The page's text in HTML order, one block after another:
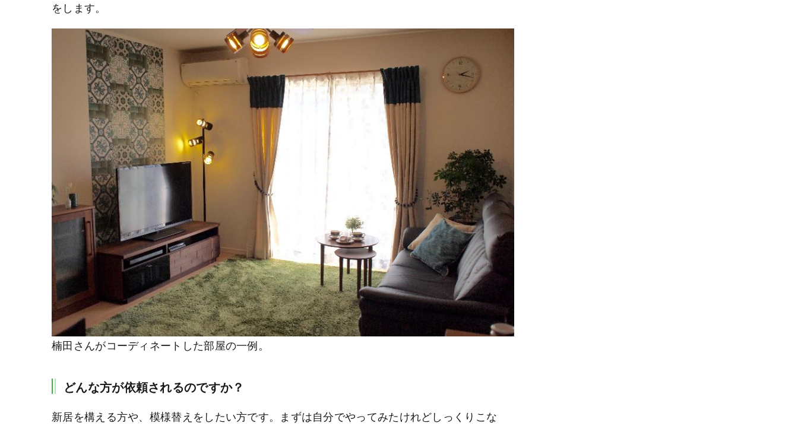
をします。
楠田さんがコーディネートした部屋の一例。
どんな方が依頼されるのですか？
新居を構える方や、模様替えをしたい方です。まずは自分でやってみたけれどしっくりこな